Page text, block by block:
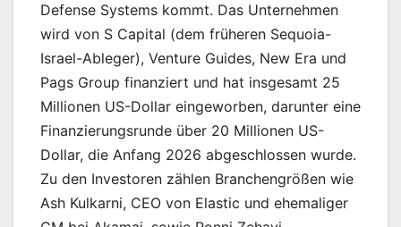
Defense Systems kommt. Das Unternehmen
wird von S Capital (dem früheren Sequoia-
Israel-Ableger), Venture Guides, New Era und
Pags Group finanziert und hat insgesamt 25
Millionen US-Dollar eingeworben, darunter eine
Finanzierungsrunde über 20 Millionen US-
Dollar, die Anfang 2026 abgeschlossen wurde.
Zu den Investoren zählen Branchengrößen wie
Ash Kulkarni, CEO von Elastic und ehemaliger